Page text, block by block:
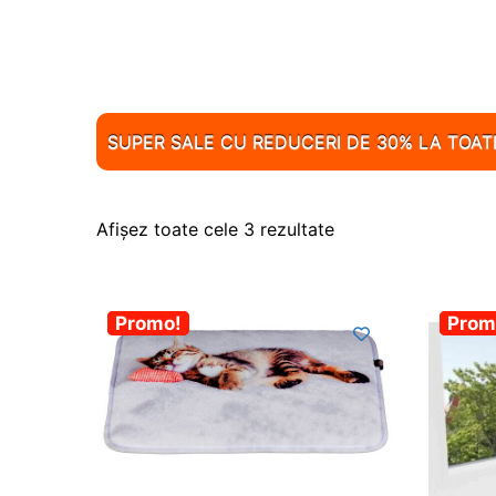
SUPER SALE CU REDUCERI DE 30% LA
Afișez toate cele 3 rezultate
-30%
Promo! -